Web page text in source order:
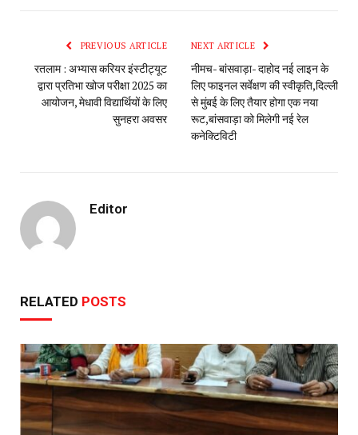
PREVIOUS ARTICLE
रतलाम : अभ्यास करियर इंस्टीट्यूट
द्वारा प्रतिभा खोज परीक्षा 2025 का
आयोजन, मेधावी विद्यार्थियों के लिए
सुनहरा अवसर
NEXT ARTICLE
नीमच- बांसवाड़ा- दाहोद नई लाइन के
लिए फाइनल सर्वेक्षण की स्वीकृति,दिल्ली
से मुंबई के लिए तैयार होगा एक नया
रूट,बांसवाड़ा को मिलेगी नई रेल
कनेक्टिविटी
Editor
RELATED POSTS